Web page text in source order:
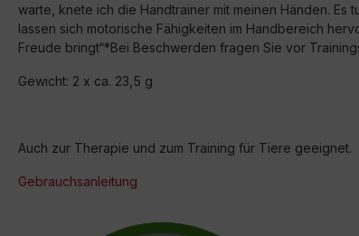
warte, knete ich die Handtrainer mit meinen Händen. Es
lassen sich motorische Fähigkeiten im Handbereich
Freude bringt“*Bei Beschwerden fragen Sie vor
Gewicht: 2 x ca. 23,5 g
Auch zur Therapie und zum Training für Tiere geeignet.
Gebrauchsanleitung